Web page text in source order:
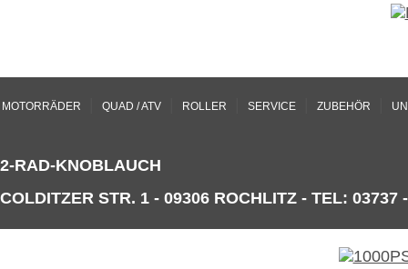
MOTORRÄDER QUAD / ATV ROLLER SERVICE ZUBEHÖR
2-RAD-KNOBLAUCH
COLDITZER STR. 1 - 09306 ROCHLITZ - TEL: 03737